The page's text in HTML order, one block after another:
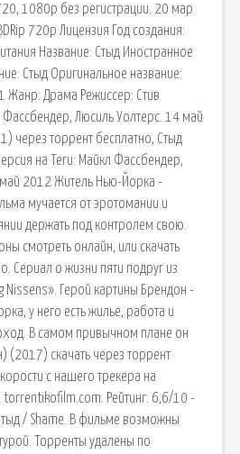
1080p без регистрации. 20 мар
720p Лицензия Год создания:
Название: Стыд Иностранное
Стыд Оригинальное название:
Жанр: Драма Режиссер: Стив
Люсиль Уолтерс. 14 май
через торрент бесплатно, Стыд
на Теги: Майкл Фассбендер,
2012 Житель Нью-Йорка -
мучается от эротомании и
держать под контролем свою.
смотреть онлайн, или скачать
Сериал о жизни пяти подруг из
Герой картины Брендон -
у него есть жилье, работа и
В самом привычном плане он
(2017) скачать через торрент
с нашего трекера на
torrentikofilm.com. Рейтинг: 6,6/10 -
/ Shame. В фильме возможны
Торренты удалены по